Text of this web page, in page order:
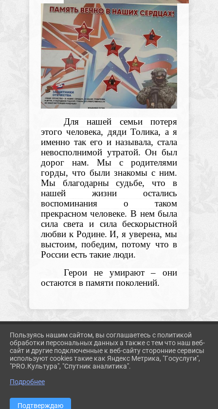
Для нашей семьи потеря
этого человека, дяди Толика, а я
именно так его и называла, стала
невосполнимой утратой. Он был
дорог нам. Мы с родителями
горды, что были знакомы с ним.
Мы благодарны судьбе, что в
нашей жизни остались
воспоминания о таком
прекрасном человеке. В нем была
сила света и сила бескорыстной
любви к Родине. И, я уверена, мы
выстоим, победим, потому что в
России есть такие люди.
Герои не умирают – они
остаются в памяти поколений.
2026 Г. KORMUZ.PROSVET-EDU.RU
ВХОД
КАРТА САЙТА
ПОЛИТИКА ОБРАБОТКИ ПЕРСОНАЛЬНЫХ ДАННЫХ
СДЕЛАНО НА KUBCMS
Пользуясь нашим сайтом, вы соглашаетесь с политикой
обработки персональных данных а также с тем что наш веб-
сайт и другие подключенные к веб-сайту сторонние сервисы
используют cookies такие как Яндекс Метрика, "Госуслуги",
"PRO.Культура", "Спутник аналитика".
Подробнее
Подтверждаю